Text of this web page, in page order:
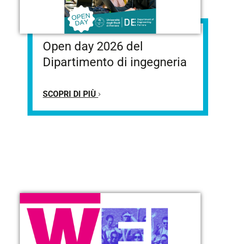
Open day 2026 del
Dipartimento di ingegneria
SCOPRI DI PIÙ